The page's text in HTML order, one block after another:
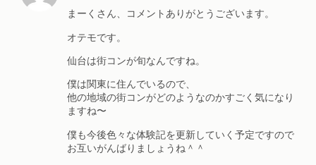
まーくさん、コメントありがとうございます。
オテモです。
仙台は街コンが旬なんですね。
僕は関東に住んでいるので、
他の地域の街コンがどのようなのかすごく気になり
ますね〜
僕も今後色々な体験記を更新していく予定ですので
お互いがんばりましょうね＾＾